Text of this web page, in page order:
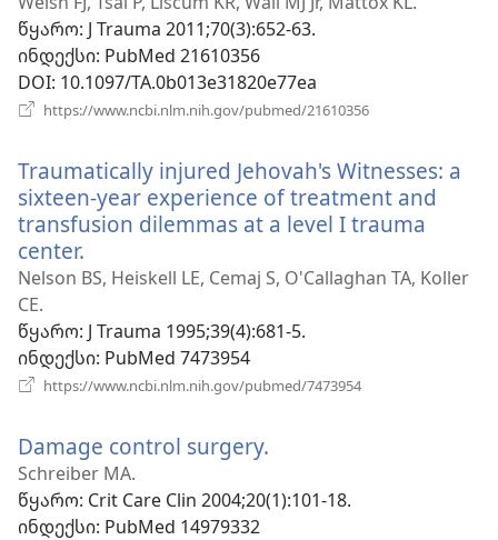
წყარო‎: J Trauma 2011;70(3):652-63.
ინდექსი‎: PubMed 21610356
DOI‎: 10.1097/TA.0b013e31820e77ea
https://www.ncbi.nlm.nih.gov/pubmed/21610356
Traumatically injured Jehovah's Witnesses: a
sixteen-year experience of treatment and
transfusion dilemmas at a level I trauma
center.
ახალი
Nelson BS, Heiskell LE, Cemaj S, O'Callaghan TA, Koller
CE.
წყარო‎: J Trauma 1995;39(4):681-5.
ინდექსი‎: PubMed 7473954
https://www.ncbi.nlm.nih.gov/pubmed/7473954
Damage control surgery.
ფანჯარა)
Schreiber MA.
წყარო‎: Crit Care Clin 2004;20(1):101-18.
ინდექსი‎: PubMed 14979332